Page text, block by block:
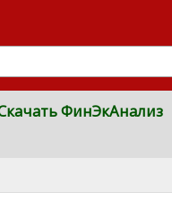
ФинЭкАнализ